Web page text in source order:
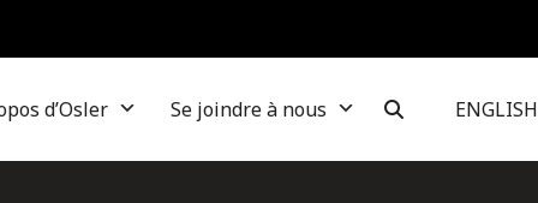
d’Osler Se joindre à nous ENGLISH